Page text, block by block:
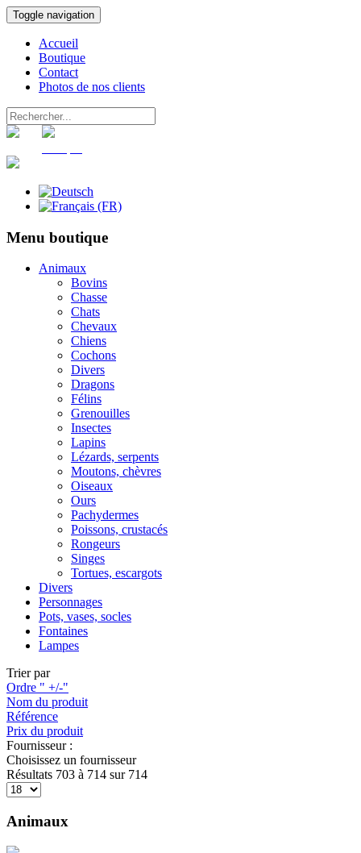
Toggle navigation
Accueil
Boutique
Contact
Photos de nos clients
Menu boutique
Animaux
Bovins
Chasse
Chats
Chevaux
Chiens
Cochons
Divers
Dragons
Félins
Grenouilles
Insectes
Lapins
Lézards, serpents
Moutons, chèvres
Oiseaux
Ours
Pachydermes
Poissons, crustacés
Rongeurs
Singes
Tortues, escargots
Divers
Personnages
Pots, vases, socles
Fontaines
Lampes
Trier par
Ordre " +/-"
Nom du produit
Référence
Prix du produit
Fournisseur :
Choisissez un fournisseur
Résultats 703 à 714 sur 714
Animaux